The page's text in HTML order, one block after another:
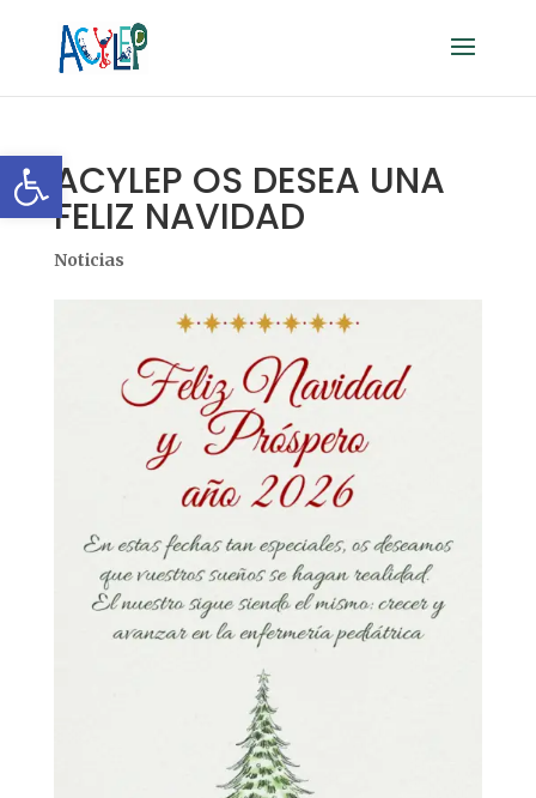
Abrir barra de herramientas
ACYLEP OS DESEA UNA
FELIZ NAVIDAD
Noticias